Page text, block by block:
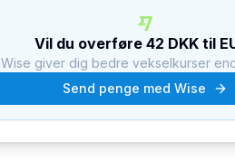
Vil du overføre 42 DKK til
Wise giver dig bedre vekselkurser
Send penge med Wise